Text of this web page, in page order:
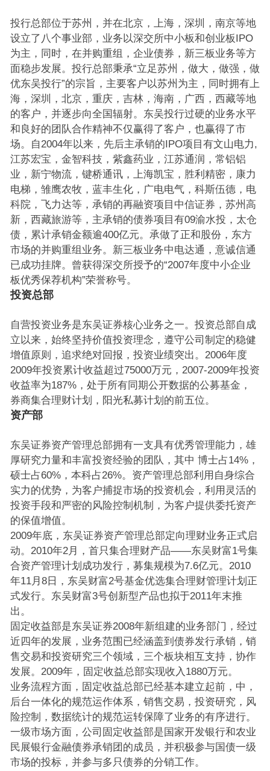
投行总部位于苏州，并在北京，上海，深圳，南京等地
设立了八个事业部，业务以深交所中小板和创业板IPO
为主，同时，在并购重组，企业债券，新三板业务等方
面稳步发展。投行总部秉承“立足苏州，做大，做强，做
优东吴投行”的宗旨，主要客户以苏州为主，同时拥有上
海，深圳，北京，重庆，吉林，海南，广西，西藏等地
的客户，并逐步向全国辐射。东吴投行过硬的业务水平
和良好的团队合作精神不仅赢得了客户，也赢得了市
场。自2004年以来，先后主承销的IPO项目有文山电力,
江苏宏宝，金智科技，紫鑫药业，江苏通润，常铝铝
业，新宁物流，键桥通讯，上海凯宝，胜利精密，康力
电梯，雏鹰农牧，蓝丰生化，广电电气，科斯伍德，电
科院，飞力达等，承销的再融资项目中信证券，苏州高
新，西藏旅游等，主承销的债券项目有09渝水投，太仓
债，累计承销金额逾400亿元。承做了正和股份，东方
市场的并购重组业务。新三板业务中电达通，意诚信通
已成功挂牌。曾获得深交所授予的“2007年度中小企业
板优秀保荐机构”荣誉称号。
投资总部
自营投资业务是东吴证券核心业务之一。投资总部自成
立以来，始终坚持价值投资理念，遵守公司制定的稳健
增值原则，追求绝对回报，投资业绩突出。2006年度
2009年投资累计收益超过75000万元，2007-2009年投资
收益率为187%，处于所有同期公开数据的公募基金，
券商集合理财计划，阳光私募计划的前五位。
资产部
东吴证券资产管理总部拥有一支具有优秀管理能力，雄
厚研究力量和丰富投资经验的团队，其中 博士占14%，
硕士占60%，本科占26%。资产管理总部利用自身综合
实力的优势，为客户捕捉市场的投资机会，利用灵活的
投资手段和严密的风险控制机制，为客户提供委托资产
的保值增值。
2009年底，东吴证券资产管理总部定向理财业务正式启
动。2010年2月，首只集合理财产品——东吴财富1号集
合资产管理计划成功发行，募集规模为7.6亿元。2010
年11月8日，东吴财富2号基金优选集合理财管理计划正
式发行。东吴财富3号创新型产品也拟于2011年末推
出。
固定收益部是东吴证券2008年新组建的业务部门，经过
近四年的发展，业务范围已经涵盖到债券发行承销，销
售交易和投资研究三个领域，三个板块相互支持，协作
发展。2009年，固定收益总部实现收入1880万元。
业务流程方面，固定收益总部已经基本建立起前，中，
后台一体化的规范运作体系，销售交易，投资研究，风
险控制，数据统计的规范运转保障了业务的有序进行。
一级市场方面，公司固定收益部是国家开发银行和农业
民展银行金融债券承销团的成员，并积极参与国债一级
市场的投标，并参与多只债券的分销工作。